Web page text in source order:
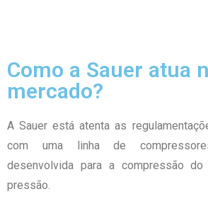
Como a Sauer atua
mercado?
A Sauer está atenta as
com uma linha de
desenvolvida para a compressão
pressão.